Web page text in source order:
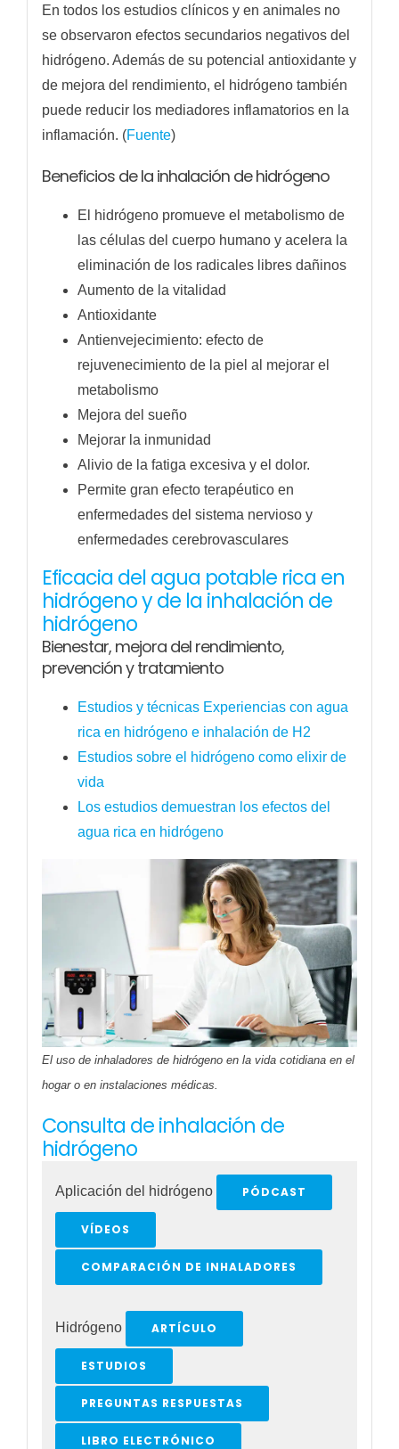
En todos los estudios clínicos y en animales no
se observaron efectos secundarios negativos del
hidrógeno. Además de su potencial antioxidante y
de mejora del rendimiento, el hidrógeno también
puede reducir los mediadores inflamatorios en la
inflamación. (Fuente)
Beneficios de la inhalación de hidrógeno
El hidrógeno promueve el metabolismo de
las células del cuerpo humano y acelera la
eliminación de los radicales libres dañinos
Aumento de la vitalidad
Antioxidante
Antienvejecimiento: efecto de
rejuvenecimiento de la piel al mejorar el
metabolismo
Mejora del sueño
Mejorar la inmunidad
Alivio de la fatiga excesiva y el dolor.
Permite gran efecto terapéutico en
enfermedades del sistema nervioso y
enfermedades cerebrovasculares
Eficacia del agua potable rica en
hidrógeno y de la inhalación de
hidrógeno
Bienestar, mejora del rendimiento,
prevención y tratamiento
Estudios y técnicas Experiencias con agua
rica en hidrógeno e inhalación de H2
Estudios sobre el hidrógeno como elixir de
vida
Los estudios demuestran los efectos del
agua rica en hidrógeno
El uso de inhaladores de hidrógeno en la vida cotidiana en el
hogar o en instalaciones médicas.
Consulta de inhalación de
hidrógeno
Aplicación del hidrógeno PÓDCAST
VÍDEOS
COMPARACIÓN DE INHALADORES
Hidrógeno ARTÍCULO
ESTUDIOS
PREGUNTAS RESPUESTAS
LIBRO ELECTRÓNICO